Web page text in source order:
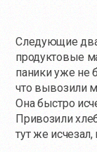
Следующие
продуктовые
паники уже не
что вывозили
Она быстро
Привозили
тут же